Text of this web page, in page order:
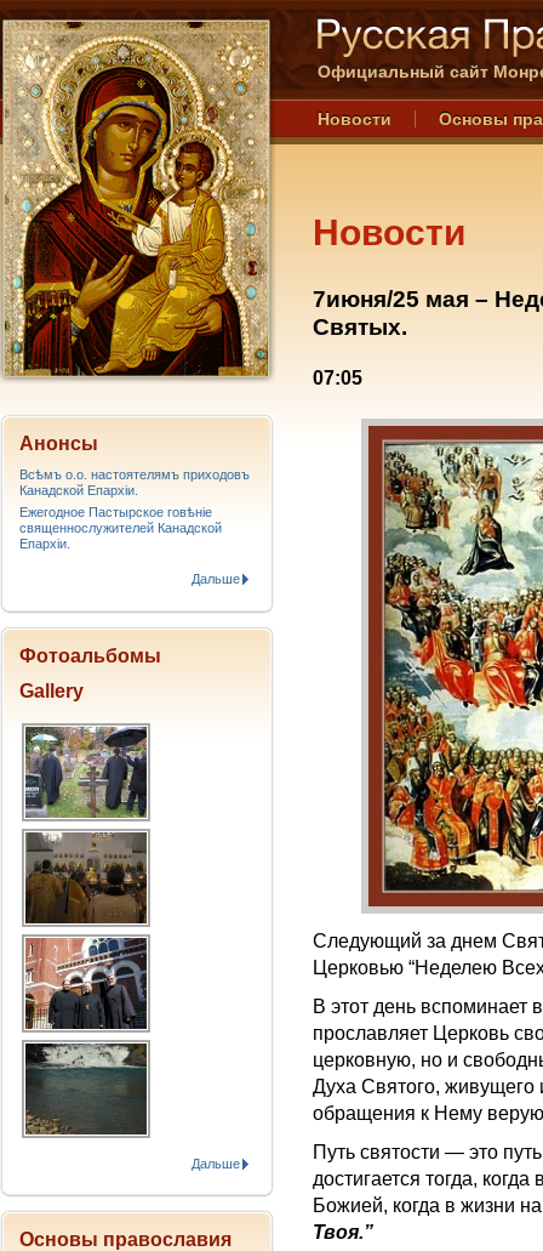
Официальный сайт
Новости Основы
Новости
7июня/25 мая –
Святых.
07:05
Следующий за днем
Церковью “Неделею
В этот день
прославляет Церковь
церковную, но и
Духа Святого, живущего
обращения к Нему
Путь святости — это
достигается тогда,
Божией, когда в жизни
Твоя.”
Анонсы
Всѣмъ о.о. настоятелямъ приходовъ
Канадской Епархiи.
Ежегодное Пастырское говѣніе
священнослужителей Канадской
Епархіи.
Дальше
Фотоальбомы
Gallery
Дальше
Основы православия